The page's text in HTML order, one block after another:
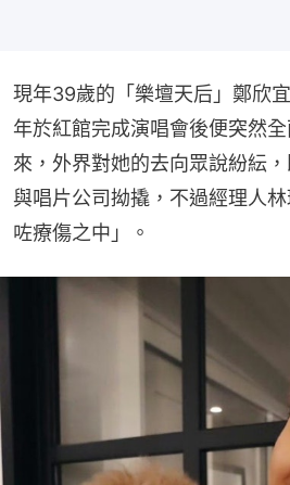
現年39歲的「樂壇天后」鄭欣
年於紅館完成演唱會後便突然
來，外界對她的去向眾說紛紜
與唱片公司拗撬，不過經理人
咗療傷之中」。